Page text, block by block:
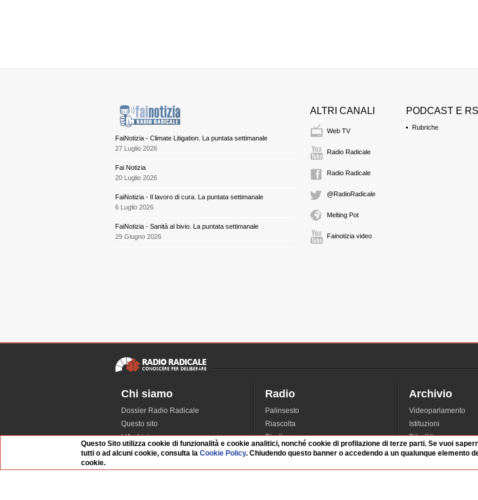
FaiNotizia - Climate Litigation. La puntata settimanale
27 Luglio 2026
Fai Notizia
20 Luglio 2026
FaiNotizia - Il lavoro di cura. La puntata settimanale
6 Luglio 2026
FaiNotizia - Sanità al bivio. La puntata settimanale
29 Giugno 2026
ALTRI CANALI
Web TV
Radio Radicale
Radio Radicale
@RadioRadicale
Melting Pot
Fainotizia video
PODCAST E
Rubriche
Chi siamo
Dossier Radio Radicale
Questo sito
L'Archivio
Redazione
Radio
Palinsesto
Riascolta
Dirette
Rubriche
Archivio
Videoparlamento
Istituzioni
Dibattiti
Manifestazioni
Questo Sito utilizza cookie di funzionalità e cookie analitici, nonché cookie di profilazione di terze parti. Se vuoi
tutti o ad alcuni cookie, consulta laCookie Policy. Chiudendo questo banner o accedendo a un qualunque elemento
cookie.